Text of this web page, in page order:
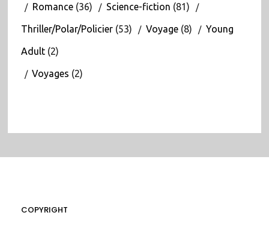
Romance(36) Science-fiction (81)
Thriller/Polar/Policier(53) Voyage(8) Young
Adult(2)
Voyages (2)
COPYRIGHT